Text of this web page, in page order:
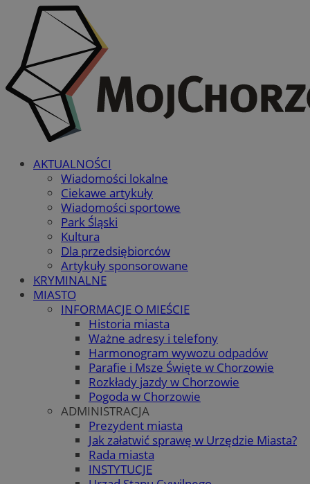
AKTUALNOŚCI
Wiadomości lokalne
Ciekawe artykuły
Wiadomości sportowe
Park Śląski
Kultura
Dla przedsiębiorców
Artykuły sponsorowane
KRYMINALNE
MIASTO
INFORMACJE O MIEŚCIE
Historia miasta
Ważne adresy i telefony
Harmonogram wywozu odpadów
Parafie i Msze Święte w Chorzowie
Rozkłady jazdy w Chorzowie
Pogoda w Chorzowie
ADMINISTRACJA
Prezydent miasta
Jak załatwić sprawę w Urzędzie Miasta?
Rada miasta
INSTYTUCJE